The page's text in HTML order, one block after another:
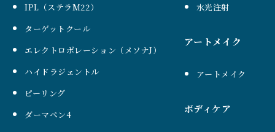
IPL（ステラM22）
ターゲットクール
エレクトロポレーション（メソナJ）
ハイドラジェントル
ピーリング
ダーマペン4
水光注射
アートメイク
アートメイク
ボディケア